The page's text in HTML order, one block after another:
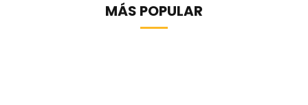
MÁS POPULAR